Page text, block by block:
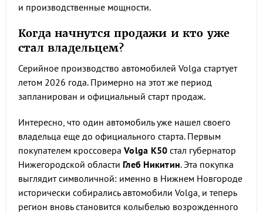
и производственные мощности.
Когда начнутся продажи и кто уже
стал владельцем?
Серийное производство автомобилей Volga стартует
летом 2026 года. Примерно на этот же период
запланирован и официальный старт продаж.
Интересно, что один автомобиль уже нашел своего
владельца еще до официального старта. Первым
покупателем кроссовера Volga K50 стал губернатор
Нижегородской области Глеб Никитин. Эта покупка
выглядит символичной: именно в Нижнем Новгороде
исторически собирались автомобили Volga, и теперь
регион вновь становится колыбелью возрожденного